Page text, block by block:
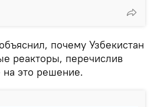
почему Узбекистан
реакторы, перечислив
это решение.